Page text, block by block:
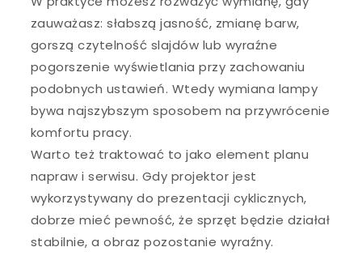
zauważasz: słabszą jasność, zmianę barw,
gorszą czytelność slajdów lub wyraźne
pogorszenie wyświetlania przy zachowaniu
podobnych ustawień. Wtedy wymiana lampy
bywa najszybszym sposobem na przywrócenie
komfortu pracy.
Warto też traktować to jako element planu
napraw i serwisu. Gdy projektor jest
wykorzystywany do prezentacji cyklicznych,
dobrze mieć pewność, że sprzęt będzie działał
stabilnie, a obraz pozostanie wyraźny.